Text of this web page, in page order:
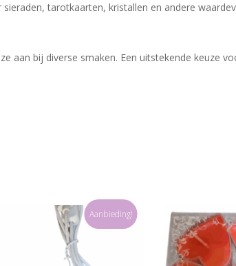
tarotkaarten, kristallen en andere
aan bij diverse smaken. Een uitstekende keuze
Aanbieding!